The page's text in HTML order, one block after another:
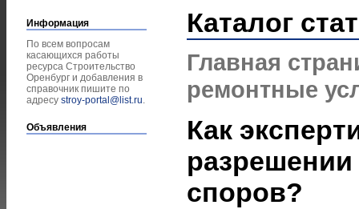
Информация
По всем вопросам
касающихся работы
ресурса Строительство
Оренбург и добавления в
справочник пишите по
адресу stroy-portal@list.ru.
Объявления
Каталог
Главная
ремонтные
Как
споров?